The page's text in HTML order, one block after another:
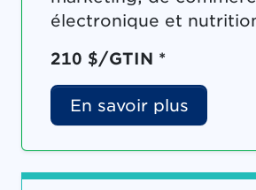
électronique et
210 $/GTIN *
En savoir plus